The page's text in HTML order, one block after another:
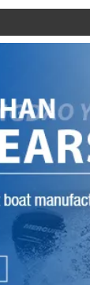
La pintura antideslizante de alta calidad levanta el barco de aluminio